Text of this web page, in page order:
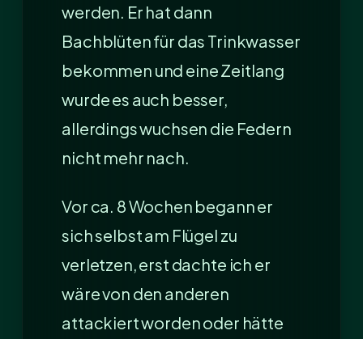
werden. Er hat dann
Bachblüten für das Trinkwasser
bekommen und eine Zeitlang
wurde es auch besser,
allerdings wuchsen die Federn
nicht mehr nach.
Vor ca. 8 Wochen begann er
sich selbst am Flügel zu
verletzen, erst dachte ich er
wäre von den anderen
attackiert worden oder hätte